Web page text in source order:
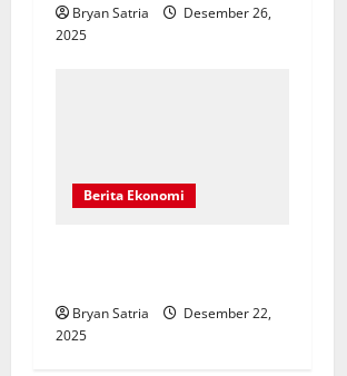
Bryan Satria
Desember 26,
2025
Berita Ekonomi
Bryan Satria
Desember 22,
2025